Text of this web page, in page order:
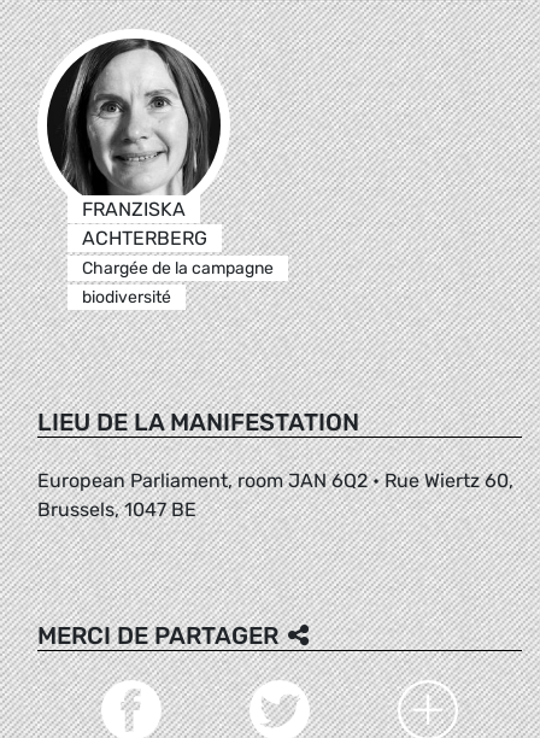
FRANZISKA
ACHTERBERG
Chargée de la campagne
biodiversité
LIEU DE LA MANIFESTATION
European Parliament, room JAN 6Q2 • Rue Wiertz 60,
Brussels, 1047 BE
MERCI DE PARTAGER